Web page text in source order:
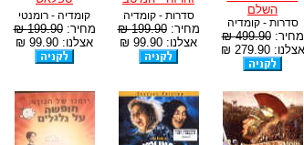
השלם
סדרות - קומדיה
מחיר:499.90 ₪
אצלנו: 279.90 ₪
סדרות - קומדיה
מחיר:199.90 ₪
אצלנו: 99.90 ₪
קומדיה - רומנטי
מחיר:199.90 ₪
אצלנו: 99.90 ₪